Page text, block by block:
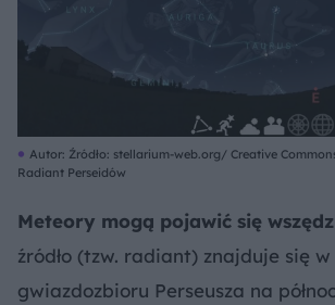
Autor: Źródło: stellarium-web.org/ Creative
Radiant Perseidów
Meteory mogą pojawić się
źródło (tzw. radiant) znajduje się
gwiazdozbioru Perseusza na